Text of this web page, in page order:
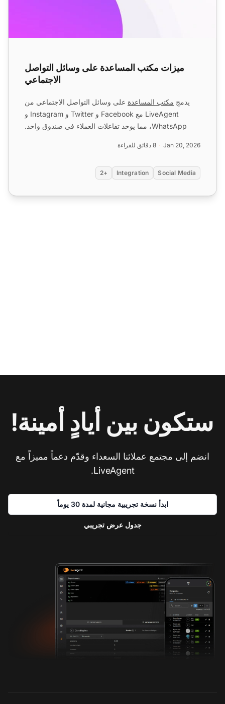
ميزات مكتب المساعدة على وسائل التواصل
الاجتماعي
يدمج مكتب المساعدة على وسائل التواصل الاجتماعي من
LiveAgent مع Facebook و Twitter و Instagram و
WhatsApp، مما يوحد تفاعلات العملاء في صندوق واحد.
Jan 20, 2026 8 دقائق للقراءة
Social Media
Integration
+2
ستكون بين أيادٍ أمينة!
انضم إلى مجتمع عملائنا السعداء وقدّم دعماً مميزاً مع
LiveAgent.
ابدأ نسخة تجريبية مجانية لمدة 30 يوماً
جدول عرض تجريبي